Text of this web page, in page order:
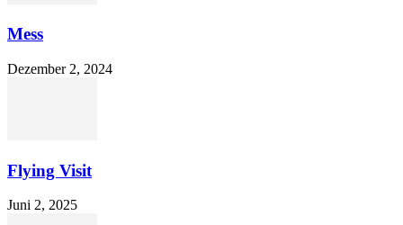
Mess
Dezember 2, 2024
Flying Visit
Juni 2, 2025